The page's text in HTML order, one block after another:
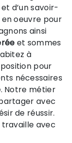
d’un savoir-
oeuvre pour
ainsi
et sommes
à
pour
nécessaires
. Notre métier
avec
de réussir.
avec